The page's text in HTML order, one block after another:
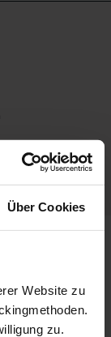
Über Cookies
Website zu
zu.